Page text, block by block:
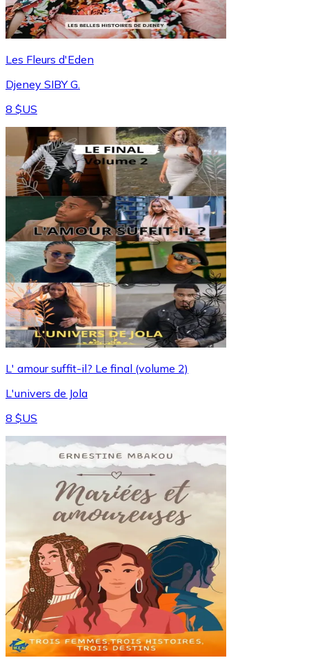
Les Fleurs d'Eden
Djeney SIBY G.
8 $US
L' amour suffit-il? Le final (volume 2)
L'univers de Jola
8 $US